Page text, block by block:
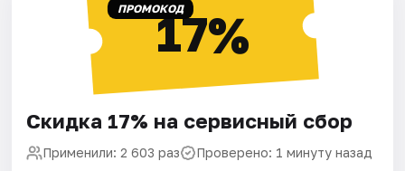
ПРОМОКОД17%
Скидка 17% на сервисный сбор
Применили: 2 603 раз Проверено: 1 минуту назад